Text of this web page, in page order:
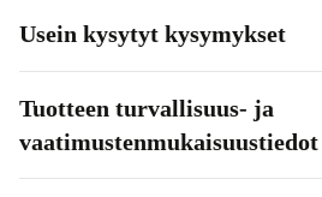
Usein kysytyt kysymykset
Tuotteen turvallisuus- ja
vaatimustenmukaisuustiedot